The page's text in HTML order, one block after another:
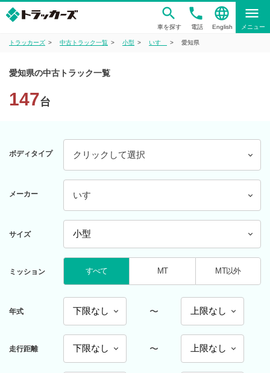
車を探す
phone
電話
language
English
menu
メニュー
トラッカーズ 中古トラック一覧 小型 いすゞ 愛知県
愛知県の中古トラック一覧
147台
ボディタイプ クリックして選択
メーカー いすゞ
サイズ
ミッション すべて MT MT以外
年式 〜
走行距離 〜